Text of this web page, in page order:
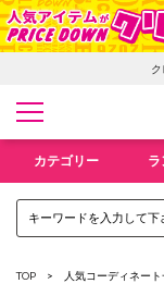
カテゴリー
TOP 人気コーディネー